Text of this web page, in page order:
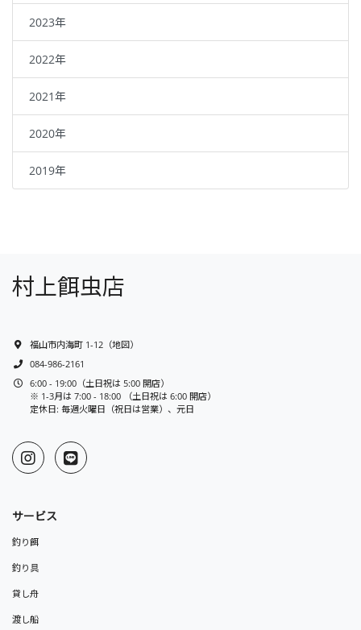
2023年
2022年
2021年
2020年
2019年
村上餌虫店
福山市内海町 1-12 （地図）
084-986-2161
6:00 - 19:00（土日祝は 5:00 開店）
※ 1-3月は 7:00 - 18:00 （土日祝は 6:00 開店）
定休日: 毎週火曜日（祝日は営業）、元日
サービス
釣り餌
釣り具
貸し舟
渡し船